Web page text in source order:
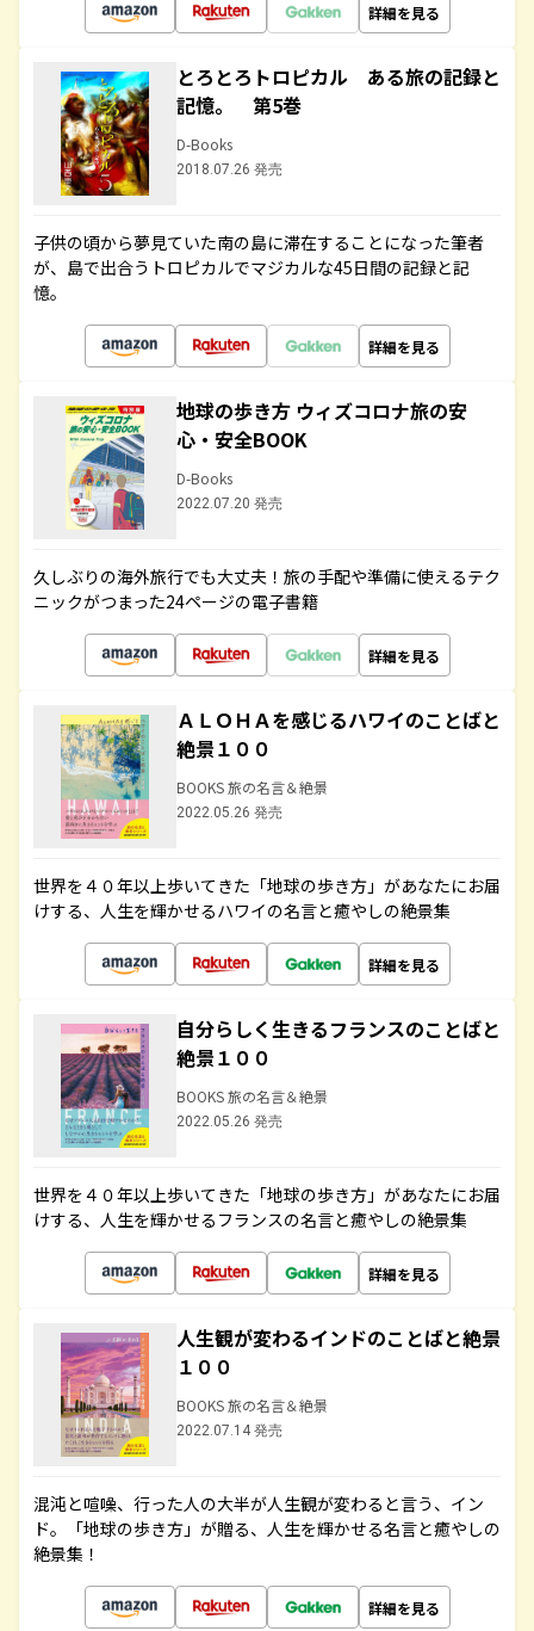
詳細を見る
とろとろトロピカル ある旅の記録と
記憶。 第5巻
D-Books
2018.07.26 発売
子供の頃から夢見ていた南の島に滞在することになった筆者
が、島で出合うトロピカルでマジカルな45日間の記録と記
憶。
詳細を見る
地球の歩き方 ウィズコロナ旅の安
心・安全BOOK
D-Books
2022.07.20 発売
久しぶりの海外旅行でも大丈夫！旅の手配や準備に使えるテク
ニックがつまった24ページの電子書籍
詳細を見る
ＡＬＯＨＡを感じるハワイのことばと
絶景１００
BOOKS 旅の名言＆絶景
2022.05.26 発売
世界を４０年以上歩いてきた「地球の歩き方」があなたにお届
けする、人生を輝かせるハワイの名言と癒やしの絶景集
詳細を見る
自分らしく生きるフランスのことばと
絶景１００
BOOKS 旅の名言＆絶景
2022.05.26 発売
世界を４０年以上歩いてきた「地球の歩き方」があなたにお届
けする、人生を輝かせるフランスの名言と癒やしの絶景集
詳細を見る
人生観が変わるインドのことばと絶景
１００
BOOKS 旅の名言＆絶景
2022.07.14 発売
混沌と喧噪、行った人の大半が人生観が変わると言う、イン
ド。「地球の歩き方」が贈る、人生を輝かせる名言と癒やしの
絶景集！
詳細を見る